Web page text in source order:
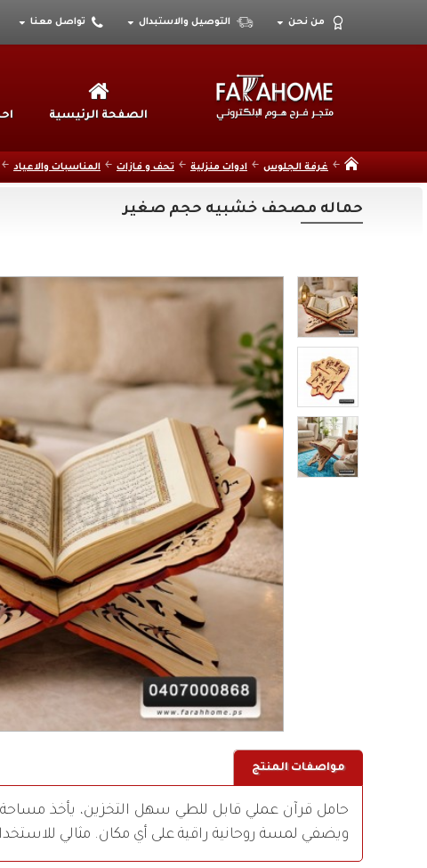
من نحن التوصيل والاستبدال تواصل معنا
الصفحة الرئيسية
غرفة الجلوس ادوات منزلية تحف و فازات المناسبات والاعياد
حماله مصحف خشبيه حجم صغير
مواصفات المنتج
ويضفي لمسة روحانية راقية على أي مكان. مثالي